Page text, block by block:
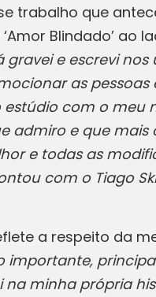
trabalho que
Blindado’ ao
gravei e escrevi
as
com o meu
admiro e que
e todas as
com o Tiago
a respeito da
importante,
na minha própria